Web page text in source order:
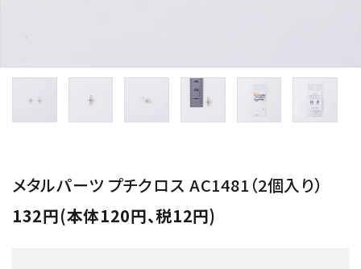
お知らせ
SHOP
メタルパーツ プチクロス AC1481（2個入り）
132円(本体120円、税12円)